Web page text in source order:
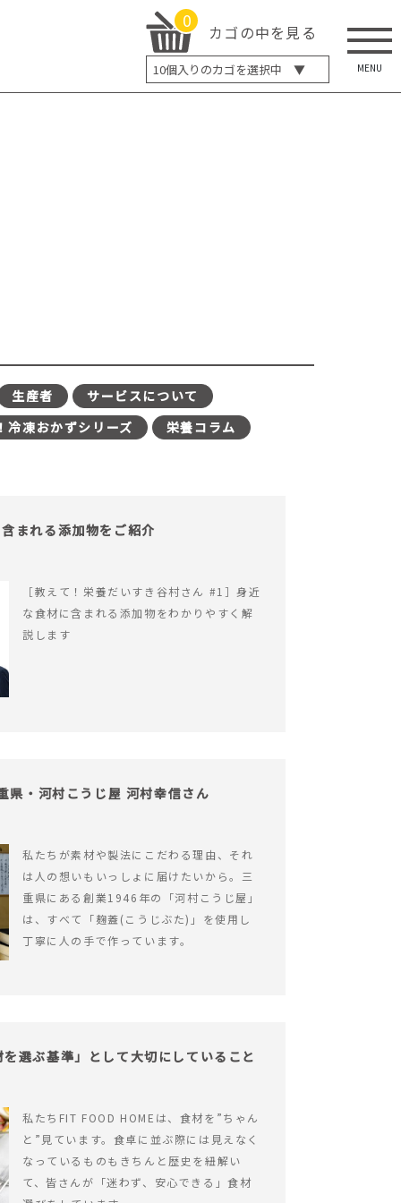
0
カゴの中を見る
10個入りのカゴを選択中 ▼
5個入り
MENU
生産者
サービスについて
冷凍おかずシリーズ
栄養コラム
まれる添加物をご紹介
［教えて！栄養だいすき谷村さん #1］身近
な食材に含まれる添加物をわかりやすく解
説します
県・河村こうじ屋 河村幸信さん
私たちが素材や製法にこだわる理由、それ
は人の想いもいっしょに届けたいから。三
重県にある創業1946年の「河村こうじ屋」
は、すべて「麹蓋(こうじぶた)」を使用し
丁寧に人の手で作っています。
選ぶ基準」として大切にしていること
私たちFIT FOOD HOMEは、食材を”ちゃん
と”見ています。食卓に並ぶ際には見えなく
なっているものもきちんと歴史を紐解い
て、皆さんが「迷わず、安心できる」食材